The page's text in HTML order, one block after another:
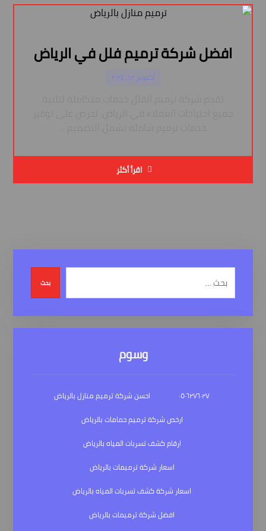
افضل شركة ترميم فلل في الرياض
أكتوبر ١٣, ٢٠٢٤
اقرأ أكثر
بحث
وسوم
٠٥٠٦٢٧٦٠٢٧
احسن شركة ترميم منازل بالرياض
ارخص شركة ترميم حمامات بالرياض
ارقام كشف تسربات المياه بالرياض
اسعار شركة ترميمات بالرياض
اسعار شركة كشف تسربات المياه بالرياض
افضل شركة ترميمات بالرياض